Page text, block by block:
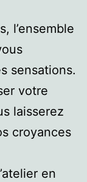
l’ensemble
sensations.
votre
laisserez
croyances
en